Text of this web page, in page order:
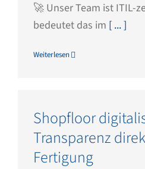
🚀 Unser Team ist ITIL-
bedeutet das im [ ... ]
Weiterlesen
Shopfloor
Transparenz
Fertigung